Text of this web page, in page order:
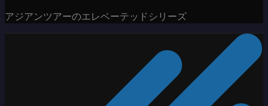
アジアンツアーのエレベーテッドシリーズ